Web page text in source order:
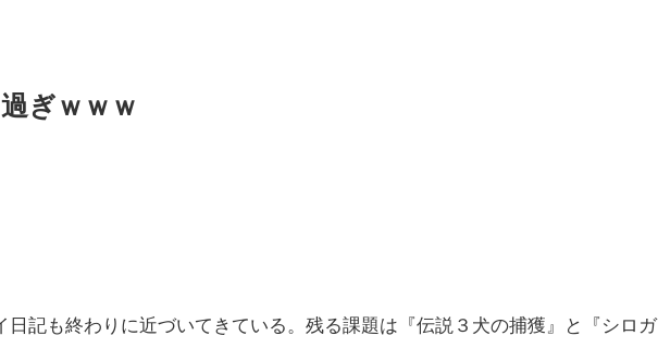
ぎｗｗｗ
日記も終わりに近づいてきている。残る課題は『伝説３犬の捕獲』と『シロガ